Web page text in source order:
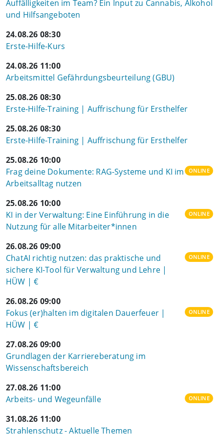
Auffälligkeiten im Team? Ein Input zu Cannabis, Alkohol
und Hilfsangeboten
24.08.26 08:30
Erste-Hilfe-Kurs
24.08.26 11:00
Arbeitsmittel Gefährdungsbeurteilung (GBU)
25.08.26 08:30
Erste-Hilfe-Training | Auffrischung für Ersthelfer
25.08.26 08:30
Erste-Hilfe-Training | Auffrischung für Ersthelfer
25.08.26 10:00
Frag deine Dokumente: RAG-Systeme und KI im
Arbeitsalltag nutzen
ONLINE
25.08.26 10:00
KI in der Verwaltung: Eine Einführung in die
Nutzung für alle Mitarbeiter*innen
ONLINE
26.08.26 09:00
ChatAI richtig nutzen: das praktische und
sichere KI-Tool für Verwaltung und Lehre |
HÜW | €
ONLINE
26.08.26 09:00
Fokus (er)halten im digitalen Dauerfeuer |
HÜW | €
ONLINE
27.08.26 09:00
Grundlagen der Karriereberatung im
Wissenschaftsbereich
27.08.26 11:00
Arbeits- und Wegeunfälle
ONLINE
31.08.26 11:00
Strahlenschutz - Aktuelle Themen